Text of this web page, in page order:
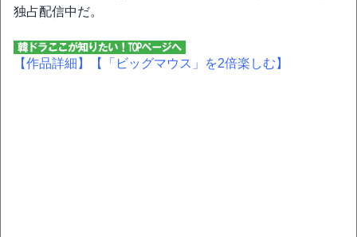
独占配信中だ。
【作品詳細】 【「ビッグマウス」を2倍楽しむ】